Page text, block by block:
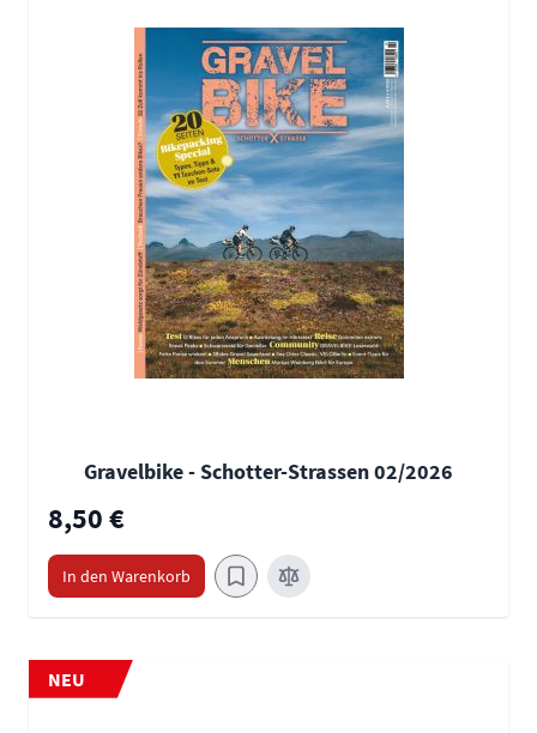
Gravelbike - Schotter-Strassen 02/2026
8,50 €
In den Warenkorb
NEU